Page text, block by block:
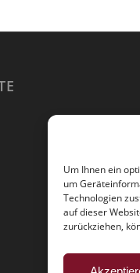
Um Ihnen ein
um
Technologien
auf dieser
zurückziehen,